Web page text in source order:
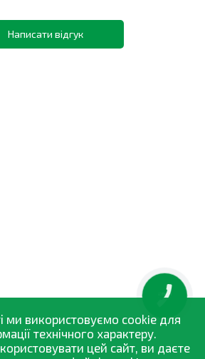
Написати відгук
ми використовуємо cookie для
технічного характеру.
цей сайт, ви даєте
КНОПКА
ЗВ'ЯЗКУ